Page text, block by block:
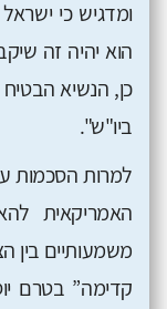
ומדגיש כי
הוא יהיה זה
כן, הנשיא
ביו"ש".
למרות הסכמות
האמריקאית
משמעותיים בין
קדימה” בטרם